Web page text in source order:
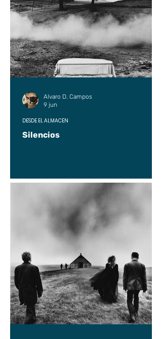
Silencios
DESDE EL ALMACÉN
Alvaro D. Campos
9 jun